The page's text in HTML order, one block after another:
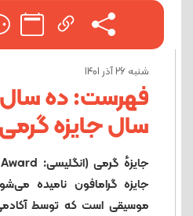
شنبه 26 آذر 1401
فهرست: ده سال
سال جایزه گرمی
جایزه گرامافون نامیده
موسیقی است که توسط